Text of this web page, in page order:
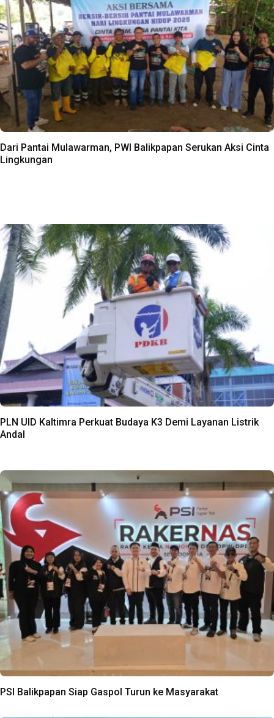
Dari Pantai Mulawarman, PWI Balikpapan Serukan Aksi Cinta
Lingkungan
PLN UID Kaltimra Perkuat Budaya K3 Demi Layanan Listrik
Andal
PSI Balikpapan Siap Gaspol Turun ke Masyarakat